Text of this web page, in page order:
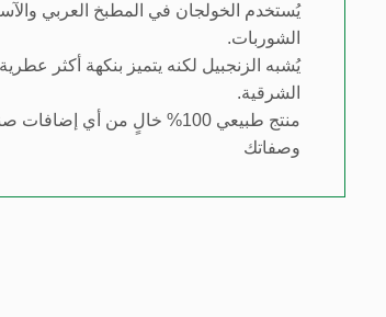
يُستخدم الخولجان في المطبخ العربي
الشوربات.
يُشبه الزنجبيل لكنه يتميز بنكهة أكثر
الشرقية.
منتج طبيعي 100% خالٍ من
وصفاتك